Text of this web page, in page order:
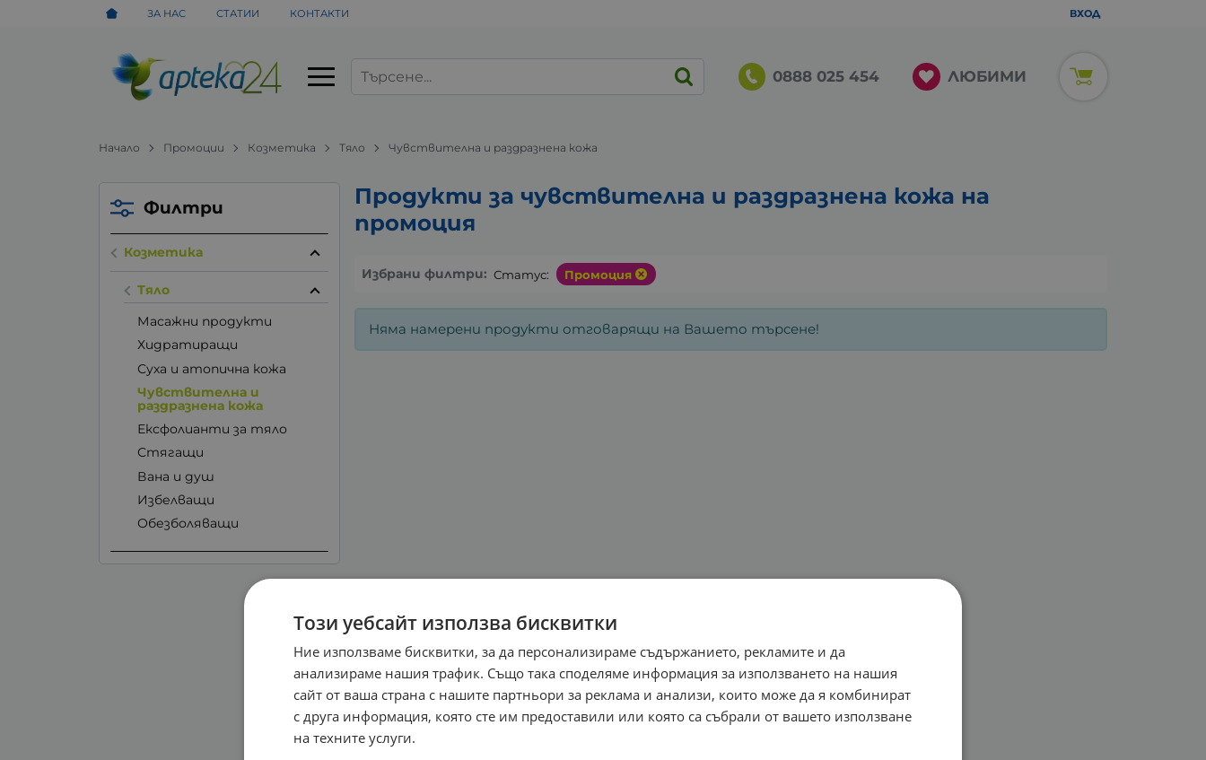
ЗА НАС СТАТИИ КОНТАКТИ ВХОД
0888 025 454 ЛЮБИМИ
Начало Промоции Козметика Тяло Чувствителна и раздразнена кожа
Продукти за чувствителна и раздразнена кожа на
промоция
Избрани филтри: Статус: Промоция
Няма намерени продукти отговарящи на Вашето търсене!
Филтри
Козметика
Тяло
Масажни продукти
Хидратиращи
Суха и атопична кожа
Чувствителна и
раздразнена кожа
Ексфолианти за тяло
Стягащи
Вана и душ
Избелващи
Обезболяващи
Този уебсайт използва бисквитки
Ние използваме бисквитки, за да персонализираме съдържанието, рекламите и да
анализираме нашия трафик. Също така споделяме информация за използването на нашия
сайт от ваша страна с нашите партньори за реклама и анализи, които може да я комбинират
с друга информация, която сте им предоставили или която са събрали от вашето използване
на техните услуги.